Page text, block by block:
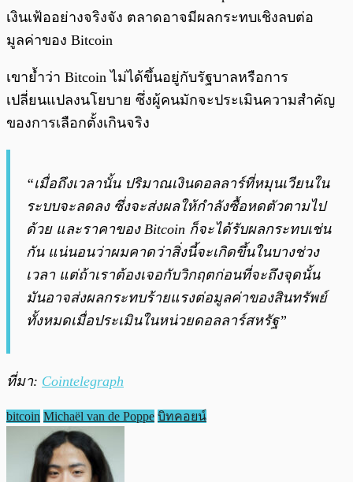
เงินเฟ้ออย่างจริงจัง ตลาดอาจมีผลกระทบเชิงลบต่อ
มูลค่าของ Bitcoin
เขาย้ำว่า Bitcoin ไม่ได้ขึ้นอยู่กับรัฐบาลหรือการ
เปลี่ยนแปลงนโยบาย ซึ่งผู้คนมักจะประเมินความสำคัญ
ของการเลือกตั้งเกินจริง
“เมื่อถึงเวลานั้น ปริมาณเงินดอลลาร์ที่หมุนเวียนใน
ระบบจะลดลง ซึ่งจะส่งผลให้กำลังซื้อหดตัวตามไป
ด้วย และราคาของ Bitcoin ก็จะได้รับผลกระทบเช่น
กัน แน่นอนว่าผมคาดว่าสิ่งนี้จะเกิดขึ้นในบางช่วง
เวลา แต่ถ้าเราต้องเจอกับวิกฤตก่อนที่จะถึงจุดนั้น
มันอาจส่งผลกระทบร้ายแรงต่อมูลค่าของสินทรัพย์
ทั้งหมดเมื่อประเมินในหน่วยดอลลาร์สหรัฐ”
ที่มา: Cointelegraph
bitcoin Michaël van de Poppe บิทคอยน์